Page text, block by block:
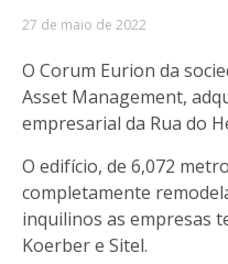
27 de maio de 2022
O Corum Eurion da
Asset Management,
empresarial da Rua do
O edifício, de 6,072
completamente
inquilinos as empresas
Koerber e Sitel.